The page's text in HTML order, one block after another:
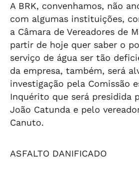
A BRK, convenhamos, não
com algumas instituições,
a Câmara de Vereadores de
partir de hoje quer saber o
serviço de água ser tão
da empresa, também, será
investigação pela Comissão
Inquérito que será presidida
João Catunda e pelo
Canuto.
ASFALTO DANIFICADO